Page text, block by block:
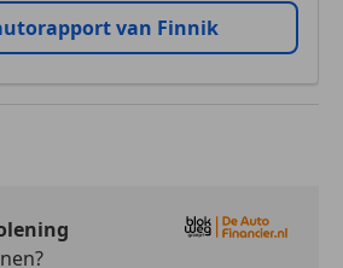
van Finnik